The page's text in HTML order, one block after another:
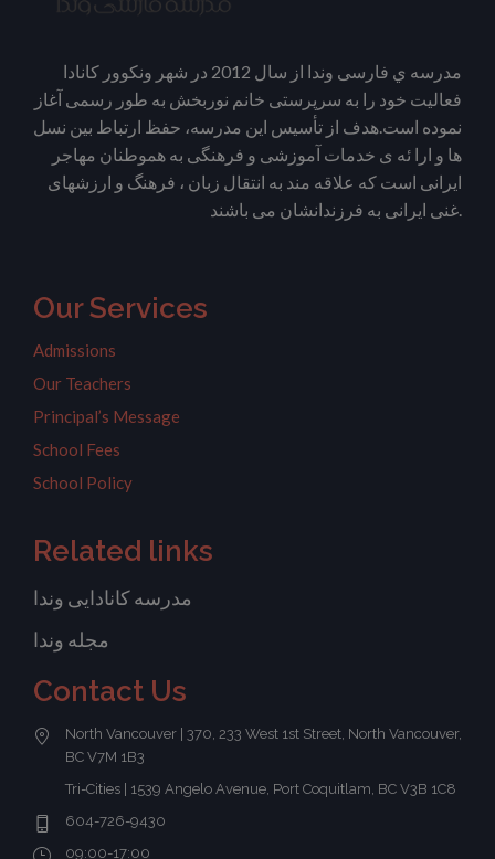
مدرسه ي فارسی وندا از سال 2012 در شهر ونکوور کانادا
فعالیت خود را به سرپرستی خانم نوربخش به طور رسمی آغاز
نموده است.هدف از تأسیس این مدرسه، حفظ ارتباط بین نسل
ها و ارا ئه ی خدمات آموزشی و فرهنگی به هموطنان مهاجر
ایرانی است که علاقه مند به انتقال زبان ، فرهنگ و ارزشهای
Our Services
Admissions
Our Teachers
Principal’s Message
School Fees
School Policy
Related links
مدرسه کانادایی وندا
مجله وندا
Contact Us
North Vancouver | 370, 233 West 1st Street, North Vancouver,
BC V7M 1B3
Tri-Cities | 1539 Angelo Avenue, Port Coquitlam, BC V3B 1C8
604-726-9430
09:00-17:00